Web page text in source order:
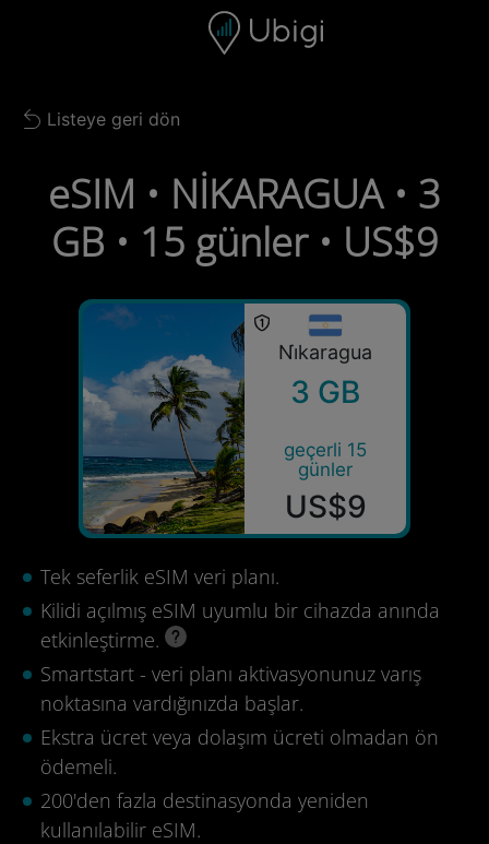
Gezinme çubuğu Alt bilgi
Back to list
Listeye geri dön
eSIM • NİKARAGUA • 3
GB • 15 günler • US$9
Ni̇karagua
3 GB
geçerli 15
günler
US$9
Tek seferlik eSIM veri planı.
Kilidi açılmış eSIM uyumlu bir cihazda anında
etkinleştirme.
Smartstart - veri planı aktivasyonunuz varış
noktasına vardığınızda başlar.
Ekstra ücret veya dolaşım ücreti olmadan ön
ödemeli.
200'den fazla destinasyonda yeniden
kullanılabilir eSIM.